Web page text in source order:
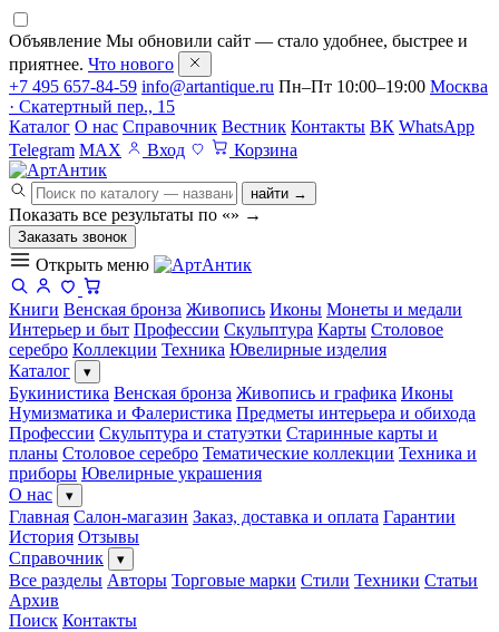
Объявление Мы обновили сайт — стало удобнее, быстрее и
приятнее. Что нового
+7 495 657-84-59 info@artantique.ru Пн–Пт 10:00–19:00 Москва
· Скатертный пер., 15
Каталог О нас Справочник Вестник Контакты ВК WhatsApp
Telegram MAX Вход Корзина
найти →
Показать все результаты по «» →
Заказать звонок
Открыть меню
Книги Венская бронза Живопись Иконы Монеты и медали
Интерьер и быт Профессии Скульптура Карты Столовое
серебро Коллекции Техника Ювелирные изделия
Каталог
▾
Букинистика Венская бронза Живопись и графика Иконы
Нумизматика и Фалеристика Предметы интерьера и обихода
Профессии Скульптура и статуэтки Старинные карты и
планы Столовое серебро Тематические коллекции Техника и
приборы Ювелирные украшения
О нас
▾
Главная Салон-магазин Заказ, доставка и оплата Гарантии
История Отзывы
Справочник
▾
Все разделы Авторы Торговые марки Стили Техники Статьи
Архив
Поиск Контакты